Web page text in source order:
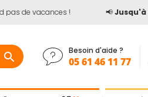
de vacances ! Jusqu'à -15%
Besoin d'aide ?
05 61 46 11 77